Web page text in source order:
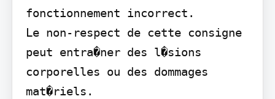
fonctionnement incorrect.
Le non-respect de cette consigne
peut entra�ner des l�sions
corporelles ou des dommages
mat�riels.